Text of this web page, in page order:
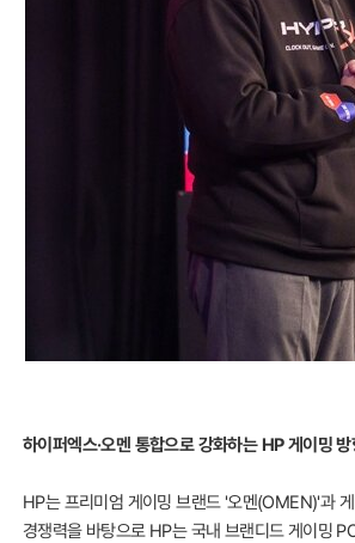
하이퍼엑스·오멘 통합으로 강화하는 HP 게이밍
HP는 프리미엄 게이밍 브랜드 '오멘(OMEN)'과
경쟁력을 바탕으로 HP는 국내 브랜디드 게이밍